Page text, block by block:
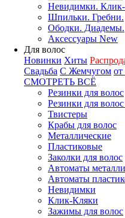
Невидимки.
Шпильки. Гребни.
Ободки. Диадемы.
Аксессуары New
Для волос
Новинки Хиты
Свадьба С Жемчугом
СМОТРЕТЬ ВСЁ
Резинки для волос
Резинки для
Твистеры
Крабы для волос
Металлические
Пластиковые
Заколки для волос
Автоматы
Автоматы
Невидимки
Клик-Кляки
Зажимы для волос